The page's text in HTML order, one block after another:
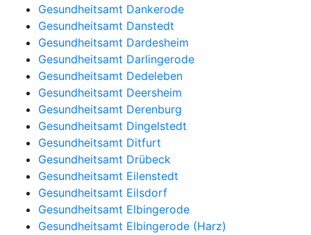
Gesundheitsamt Dankerode
Gesundheitsamt Danstedt
Gesundheitsamt Dardesheim
Gesundheitsamt Darlingerode
Gesundheitsamt Dedeleben
Gesundheitsamt Deersheim
Gesundheitsamt Derenburg
Gesundheitsamt Dingelstedt
Gesundheitsamt Ditfurt
Gesundheitsamt Drübeck
Gesundheitsamt Eilenstedt
Gesundheitsamt Eilsdorf
Gesundheitsamt Elbingerode
Gesundheitsamt Elbingerode (Harz)